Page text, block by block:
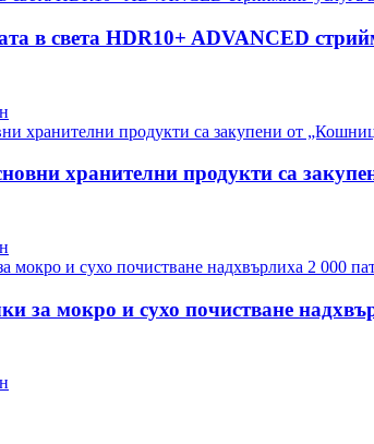
в света HDR10+ ADVANCED
хранителни продукти са
за мокро и сухо почистване